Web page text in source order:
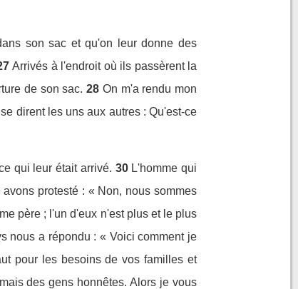
son sac et qu'on leur donne des
Arrivés à l'endroit où ils passèrent la
de son sac. 28 On m'a rendu mon
dirent les uns aux autres : Qu'est-ce
qui leur était arrivé. 30 L'homme qui
avons protesté : « Non, nous sommes
père ; l'un d'eux n'est plus et le plus
nous a répondu : « Voici comment je
pour les besoins de vos familles et
des gens honnêtes. Alors je vous